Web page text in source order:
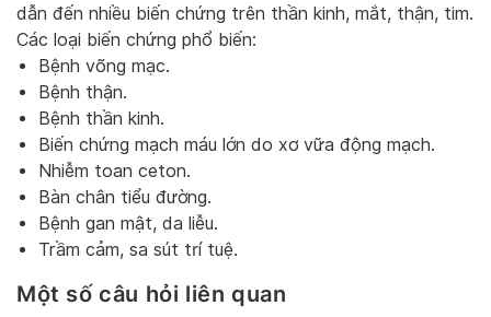
dẫn đến nhiều biến chứng trên thần kinh, mắt, thận, tim.
Các loại biến chứng phổ biến:
Bệnh võng mạc.
Bệnh thận.
Bệnh thần kinh.
Biến chứng mạch máu lớn do xơ vữa động mạch.
Nhiễm toan ceton.
Bàn chân tiểu đường.
Bệnh gan mật, da liễu.
Trầm cảm, sa sút trí tuệ.
Một số câu hỏi liên quan